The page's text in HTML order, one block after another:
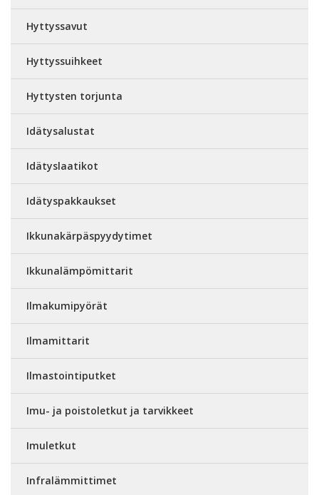
Hyttyssavut
Hyttyssuihkeet
Hyttysten torjunta
Idätysalustat
Idätyslaatikot
Idätyspakkaukset
Ikkunakärpäspyydytimet
Ikkunalämpömittarit
Ilmakumipyörät
Ilmamittarit
Ilmastointiputket
Imu- ja poistoletkut ja tarvikkeet
Imuletkut
Infralämmittimet